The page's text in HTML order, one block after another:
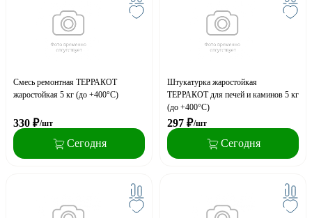
Смесь ремонтная ТЕРРАКОТ
жаростойкая 5 кг (до +400°С)
330 ₽/шт
Сегодня
Штукатурка жаростойкая
ТЕРРАКОТ для печей и каминов 5 кг
(до +400°С)
297 ₽/шт
Сегодня